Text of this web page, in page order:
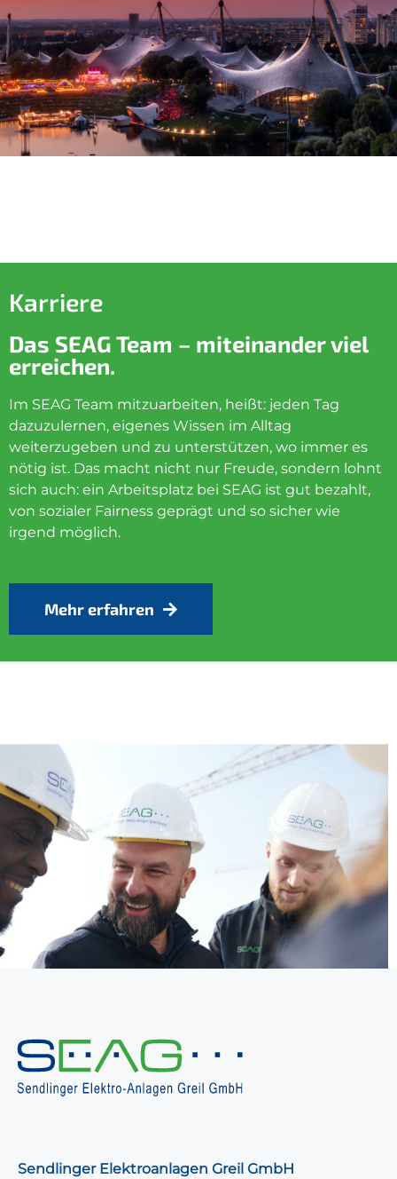
Karriere
Das SEAG Team – miteinander viel
erreichen.
Im SEAG Team mitzuarbeiten, heißt: jeden Tag
dazuzulernen, eigenes Wissen im Alltag
weiterzugeben und zu unterstützen, wo immer es
nötig ist. Das macht nicht nur Freude, sondern lohnt
sich auch: ein Arbeitsplatz bei SEAG ist gut bezahlt,
von sozialer Fairness geprägt und so sicher wie
irgend möglich.
Mehr erfahren
Sendlinger Elektroanlagen Greil GmbH